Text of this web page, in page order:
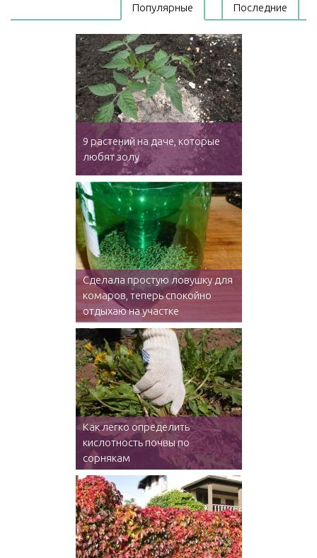
Популярные Последние
9 растений на даче, которые
любят золу
Сделала простую ловушку для
комаров, теперь спокойно
отдыхаю на участке
Как легко определить
кислотность почвы по
сорнякам